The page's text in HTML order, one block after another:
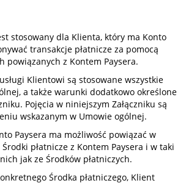
stosowany dla Klienta, który ma Konto
transakcje płatnicze za pomocą
powiązanych z Kontem Paysera.
Klientowi są stosowane wszystkie
a także warunki dodatkowo określone
Pojęcia w niniejszym Załączniku są
wskazanym w Umowie ogólnej.
Paysera ma możliwość powiązać w
płatnicze z Kontem Paysera i w taki
jak ze Środków płatniczych.
Środka płatniczego, Klient